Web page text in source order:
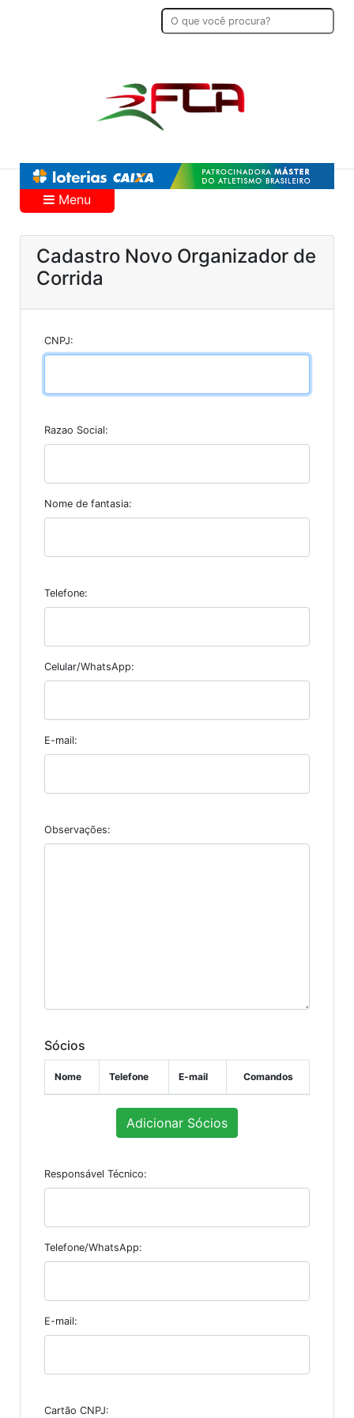
Menu
Cadastro Novo Organizador de
Corrida
CNPJ:
Razao Social:
Nome de fantasia:
Telefone:
Celular/WhatsApp:
E-mail:
Observações:
Sócios
Nome Telefone E-mail Comandos
Adicionar Sócios
Responsável Técnico:
Telefone/WhatsApp:
E-mail:
Cartão CNPJ: